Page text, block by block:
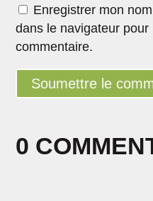
0
Enregistrer mon
dans le navigateur pour
commentaire.
Soumettre le